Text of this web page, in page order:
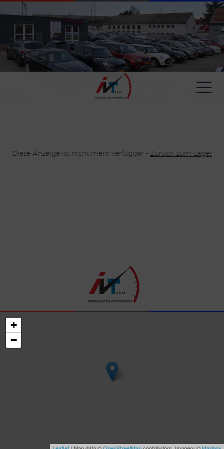
Diese Anzeige ist nicht mehr verfügbar - Zurück zum Lager
+
−
Cookie-Einstellungen